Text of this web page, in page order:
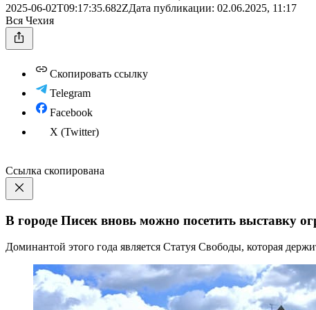
2025-06-02T09:17:35.682ZДата публикации: 02.06.2025, 11:17
Вся Чехия
Скопировать ссылку
Telegram
Facebook
X (Twitter)
Ссылка скопирована
В городе Писек вновь можно посетить выставку
Доминантой этого года является Статуя Свободы, которая